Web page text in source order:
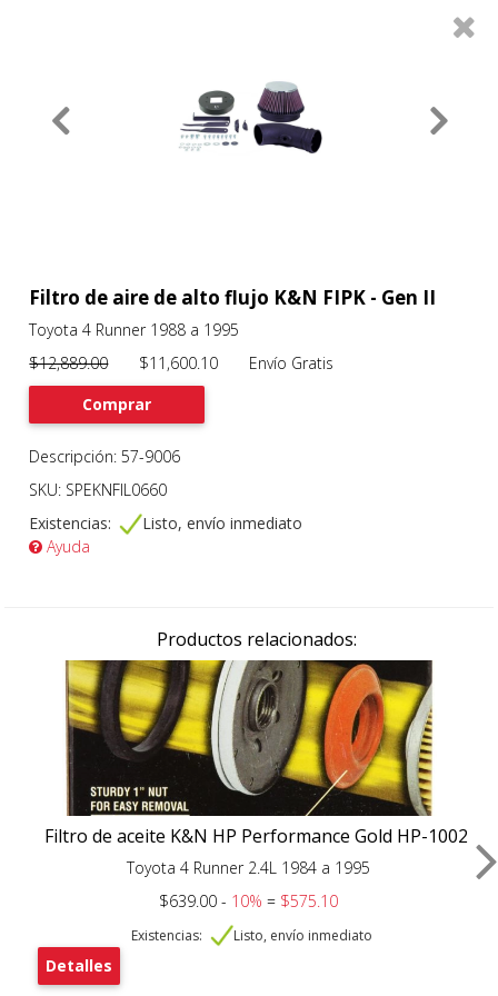
0
Previous
Filtro de aire de alto flujo K&N FIPK - Gen II
Toyota 4 Runner 1988 a 1995
$12,889.00$11,600.10 Envío Gratis
Comprar
Descripción: 57-9006
SKU: SPEKNFIL0660
Existencias:
Listo, envío inmediato
Ayuda
Productos relacionados:
Filtro de aceite K&N HP Performance Gold HP-1002
Toyota 4 Runner 2.4L 1984 a 1995
$639.00 - 10%= $575.10
Existencias: Listo, envío inmediato
Detalles